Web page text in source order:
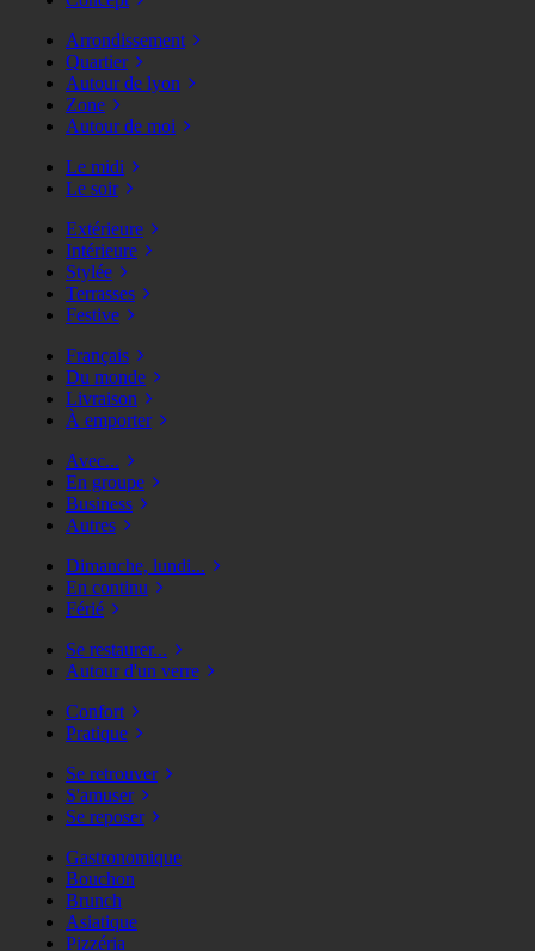
Arrondissement
Quartier
Autour de lyon
Zone
Autour de moi
Le midi
Le soir
Extérieure
Intérieure
Stylée
Terrasses
Festive
Français
Du monde
Livraison
À emporter
Avec...
En groupe
Business
Autres
Dimanche, lundi...
En continu
Férié
Se restaurer...
Autour d'un verre
Confort
Pratique
Se retrouver
S'amuser
Se reposer
Gastronomique
Bouchon
Brunch
Asiatique
Pizzéria